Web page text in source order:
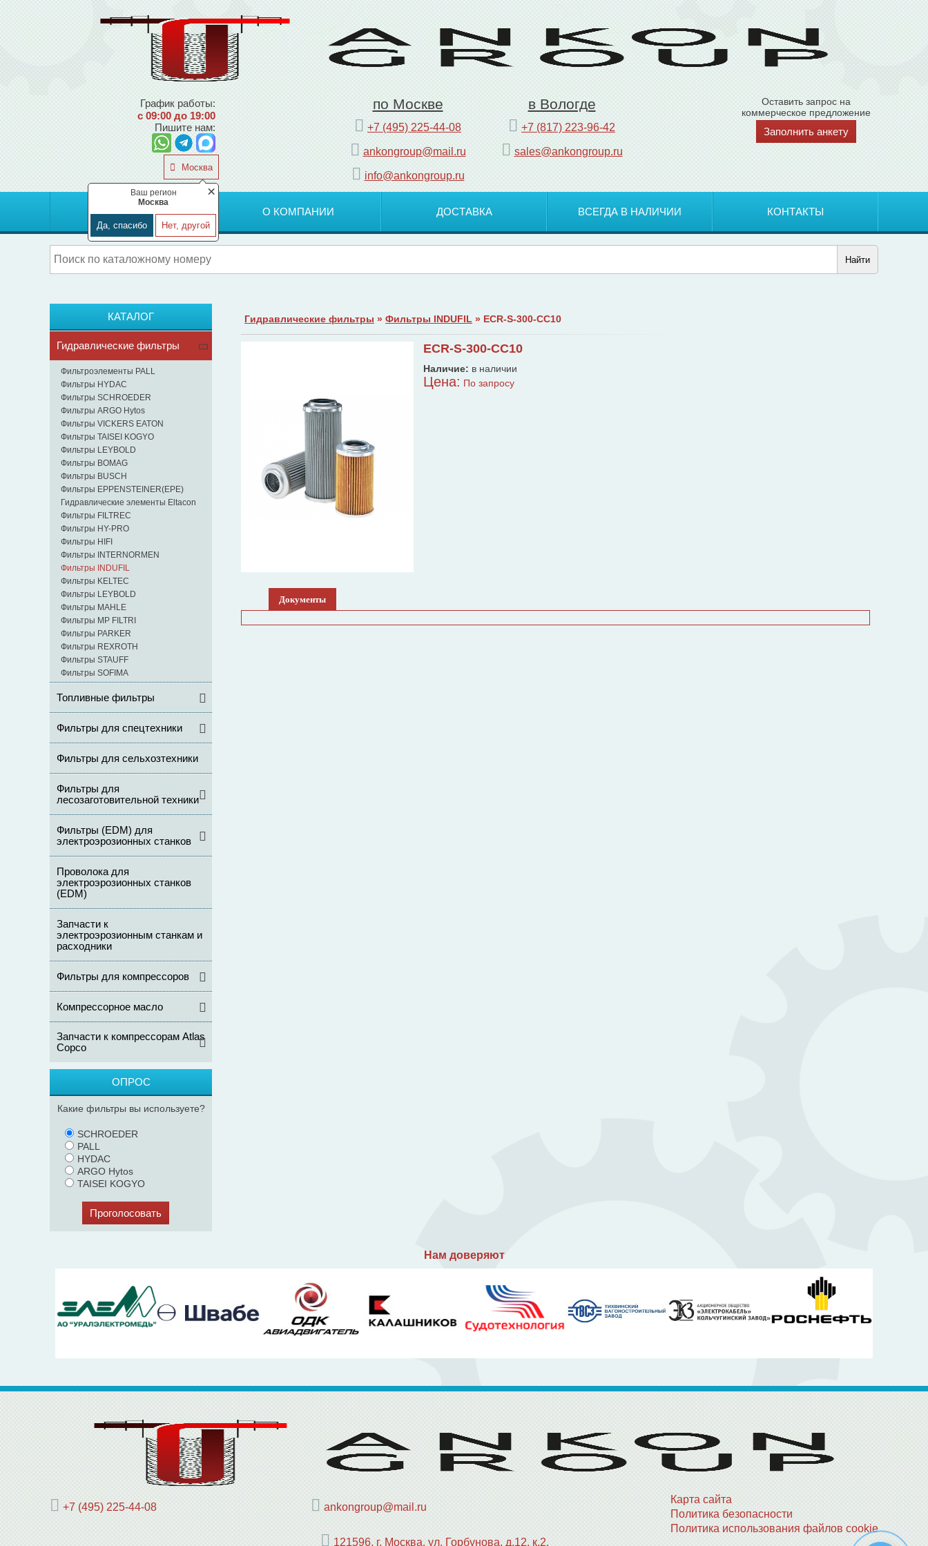
График работы:
с 09:00 до 19:00
Пишите нам:
Москва
×
Ваш регион
Москва
Да, спасибо Нет, другой
по Москве
+7 (495) 225-44-08
ankongroup@mail.ru
info@ankongroup.ru
в Вологде
+7 (817) 223-96-42
sales@ankongroup.ru
Оставить запрос на
коммерческое предложение
Заполнить анкету
ГЛАВНАЯ О КОМПАНИИ ДОСТАВКА ВСЕГДА В НАЛИЧИИ КОНТАКТЫ
Найти
КАТАЛОГ
Гидравлические фильтры
Фильтроэлементы PALL
Фильтры HYDAC
Фильтры SCHROEDER
Фильтры ARGO Hytos
Фильтры VICKERS EATON
Фильтры TAISEI KOGYO
Фильтры LEYBOLD
Фильтры BOMAG
Фильтры BUSCH
Фильтры EPPENSTEINER(EPE)
Гидравлические элементы Eltacon
Фильтры FILTREC
Фильтры HY-PRO
Фильтры HIFI
Фильтры INTERNORMEN
Фильтры INDUFIL
Фильтры KELTEC
Фильтры LEYBOLD
Фильтры MAHLE
Фильтры MP FILTRI
Фильтры PARKER
Фильтры REXROTH
Фильтры STAUFF
Фильтры SOFIMA
Топливные фильтры
Фильтры для спецтехники
Фильтры для сельхозтехники
Фильтры для
лесозаготовительной техники
Фильтры (ЕDM) для
электроэрозионных станков
Проволока для
электроэрозионных станков
(EDM)
Запчасти к
электроэрозионным станкам и
расходники
Фильтры для компрессоров
Компрессорное масло
Запчасти к компрессорам Atlas
Copco
ОПРОС
Какие фильтры вы используете?
SCHROEDER
PALL
HYDAC
ARGO Hytos
TAISEI KOGYO
Проголосовать
Гидравлические фильтры » Фильтры INDUFIL » ECR-S-300-CC10
ECR-S-300-CC10
Наличие: в наличии
Цена: По запросу
Документы
Нам доверяют
+7 (495) 225-44-08 ankongroup@mail.ru
121596, г. Москва, ул. Горбунова, д.12, к.2,
Карта сайта
Политика безопасности
Политика использования файлов cookie